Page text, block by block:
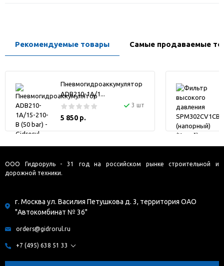
Рекомендуемые товары Самые продаваемые
Пневмогидроаккумулятор
ADB210-1A/1...
3 шт
5 850 р.
ООО Гидроруль - 31 год на российском рынке строительной и
дорожной техники.
г. Москва ул. Василия Петушкова д. 3, территория ОАО
"Автокомбинат № 36"
orders@gidrorul.ru
+7 (495) 638 51 33